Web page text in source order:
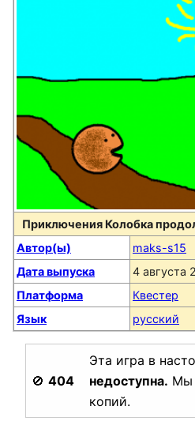
Приключения Колобка
Автор(ы)
maks-s15
Дата выпуска
4 августа
Платформа
Квестер
Язык
русский
🚫 404
Эта игра в
недоступна. Мы
копий.